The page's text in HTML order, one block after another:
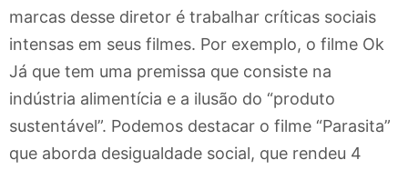
marcas desse diretor é trabalhar críticas sociais
intensas em seus filmes. Por exemplo, o filme Ok
Já que tem uma premissa que consiste na
indústria alimentícia e a ilusão do “produto
sustentável”. Podemos destacar o filme “Parasita”
que aborda desigualdade social, que rendeu 4